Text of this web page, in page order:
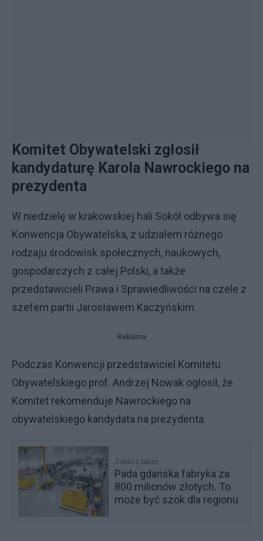
Komitet Obywatelski zgłosił
kandydaturę Karola Nawrockiego na
prezydenta
W niedzielę w krakowskiej hali Sokół odbywa się
Konwencja Obywatelska, z udziałem różnego
rodzaju środowisk społecznych, naukowych,
gospodarczych z całej Polski, a także
przedstawicieli Prawa i Sprawiedliwości na czele z
szefem partii Jarosławem Kaczyńskim.
Reklama
Podczas Konwencji przedstawiciel Komitetu
Obywatelskiego prof. Andrzej Nowak ogłosił, że
Komitet rekomenduje Nawrockiego na
obywatelskiego kandydata na prezydenta.
Zobacz także
Pada gdańska fabryka za
800 milionów złotych. To
może być szok dla regionu